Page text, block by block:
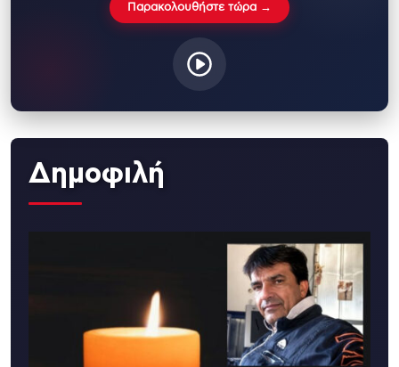
Παρακολουθήστε τώρα →
Δημοφιλή